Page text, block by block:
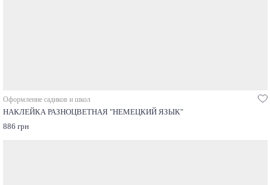
Оформление садиков и школ
НАКЛЕЙКА РАЗНОЦВЕТНАЯ "НЕМЕЦКИЙ ЯЗЫК"
886 грн